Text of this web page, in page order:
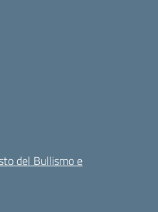
del Bullismo e